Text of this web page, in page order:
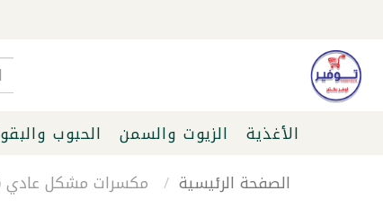
الأغذية الزيوت والسمن الحبوب
الصفحة الرئيسية
مكسرات مشكل عادي